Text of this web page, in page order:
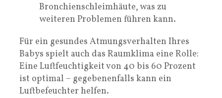
Bronchienschleimhäute, was zu
weiteren Problemen führen kann.
Für ein gesundes Atmungsverhalten Ihres
Babys spielt auch das Raumklima eine Rolle:
Eine Luftfeuchtigkeit von 40 bis 60 Prozent
ist optimal – gegebenenfalls kann ein
Luftbefeuchter helfen.